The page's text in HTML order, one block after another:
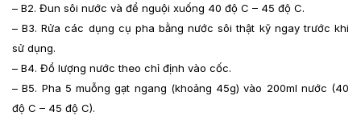
– B2. Đun sôi nước và để nguội xuống 40 độ C – 45 độ C.
– B3. Rửa các dụng cụ pha bằng nước sôi thật kỹ ngay trước khi
sử dụng.
– B4. Đổ lượng nước theo chỉ định vào cốc.
– B5. Pha 5 muỗng gạt ngang (khoảng 45g) vào 200ml nước (40
độ C – 45 độ C).